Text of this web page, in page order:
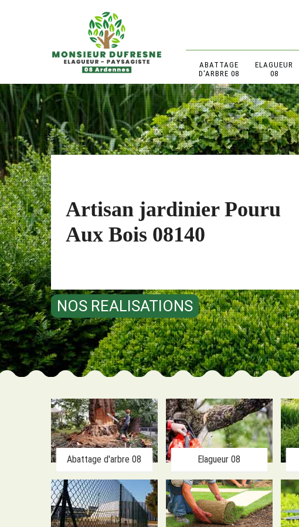
ABATTAGE
D'ARBRE 08
ELAGUEUR
08
Artisan jardinier Pouru
Aux Bois 08140
NOS REALISATIONS
Abattage d'arbre 08 Elagueur 08